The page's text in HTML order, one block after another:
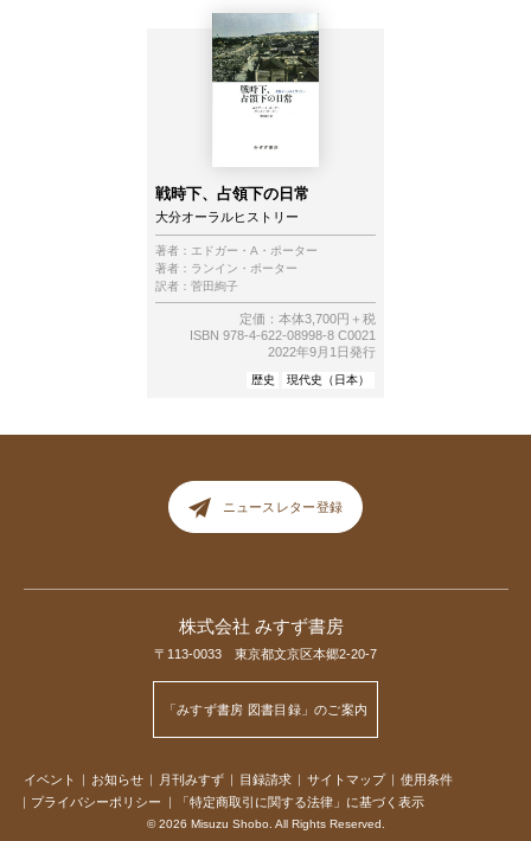
戦時下、占領下の日常
大分オーラルヒストリー
著者： エドガー・A・ポーター
著者： ランイン・ポーター
訳者： 菅田絢子
定価：本体3,700円＋税
ISBN 978-4-622-08998-8 C0021
2022年9月1日発行
歴史 現代史（日本）
ニュースレター登録
株式会社 みすず書房
〒113-0033 東京都文京区本郷2-20-7
「みすず書房 図書目録」のご案内
イベント お知らせ 月刊みすず 目録請求 サイトマップ
使用条件
プライバシーポリシー
「特定商取引に関する法律」に基づく表示
© 2026 Misuzu Shobo. All Rights Reserved.